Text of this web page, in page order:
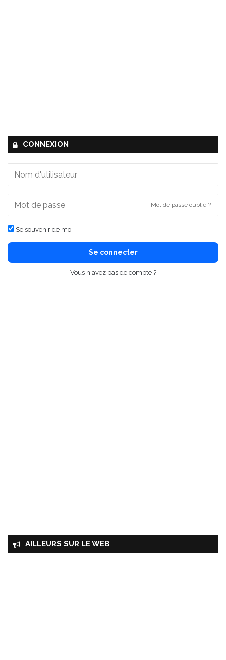
CONNEXION
Mot de passe oublié ?
Se souvenir de moi
Se connecter
Vous n'avez pas de compte ?
AILLEURS SUR LE WEB